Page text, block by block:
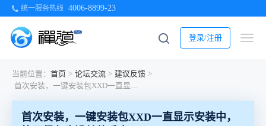
统一服务热线 4006-8899-23
登录/注册
当前位置： 首页 > 论坛交流 > 建议反馈 >
首次安装，一键安装包XXD一直显示安装中，等了很久也没其他反应
首次安装，一键安装包XXD一直显示安装中，